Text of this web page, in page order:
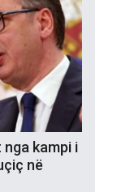
nga kampi i
në